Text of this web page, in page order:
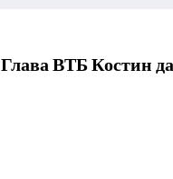
Глава ВТБ Костин